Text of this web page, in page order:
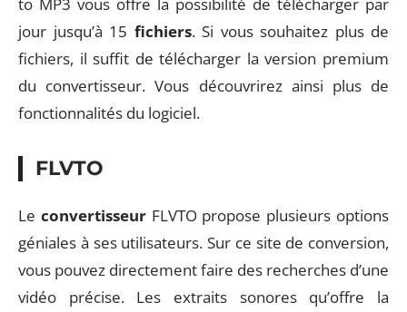
jour jusqu’à 15 fichiers. Si vous souhaitez plus de
fichiers, il suffit de télécharger la version premium
du convertisseur. Vous découvrirez ainsi plus de
fonctionnalités du logiciel.
FLVTO
Le convertisseurFLVTO propose plusieurs options
géniales à ses utilisateurs. Sur ce site de conversion,
vous pouvez directement faire des recherches d’une
vidéo précise. Les extraits sonores qu’offre la